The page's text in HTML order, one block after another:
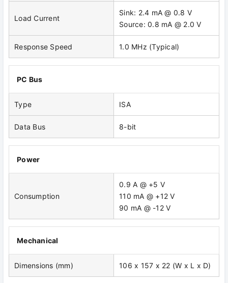
Load Current
Sink: 2.4 mA @ 0.8 V
Source: 0.8 mA @ 2.0 V
Response Speed 1.0 MHz (Typical)
PC Bus
Type ISA
Data Bus 8-bit
Power
Consumption
0.9 A @ +5 V
110 mA @ +12 V
90 mA @ -12 V
Mechanical
Dimensions (mm) 106 x 157 x 22 (W x L x D)